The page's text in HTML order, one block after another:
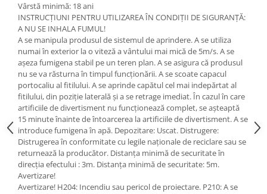
Vârstă minimă: 18 ani
INSTRUCȚIUNI PENTRU UTILIZAREA ÎN CONDIȚII DE SIGURANȚĂ:
A NU SE INHALA FUMUL!
A se manipula produsul de sistemul de aprindere. A se utiliza
numai în exterior la o viteză a vântului mai mică de 5m/s. A se
așeza fumigena stabil pe un teren plan. A se asigura că produsul
nu se va răsturna în timpul funcționării. A se scoate capacul
portocaliu al fitilului. A se aprinde capătul cel mai indepărtat al
fitilului, din poziție laterală și a se retrage imediat. În cazul în care
artificiile de divertisment nu funcționează complet, se așteaptă
15 minute înainte de întoarcerea la artificiile de divertisment. A se
introduce fumigena în apă. Depozitare: Uscat. Distrugere:
Distrugerea în conformitate cu legile naționale de reciclare sau se
returnează la producător. Distanța minimă de securitate în
direcția efectului : 3m. Distanța minimă de securitate: 5m.
Avertizare!
Avertizare! H204: Incendiu sau pericol de proiectare. P210: A se